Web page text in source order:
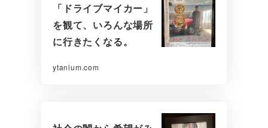
「ドライブマイカー」
を観て、いろんな場所
に行きたくなる。
ytanium.com